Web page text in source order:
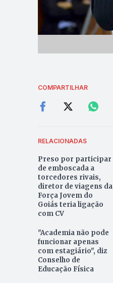
COMPARTILHAR
RELACIONADAS
Preso por participar
de emboscada a
torcedores rivais,
diretor de viagens da
Força Jovem do
Goiás teria ligação
com CV
"Academia não pode
funcionar apenas
com estagiário", diz
Conselho de
Educação Física